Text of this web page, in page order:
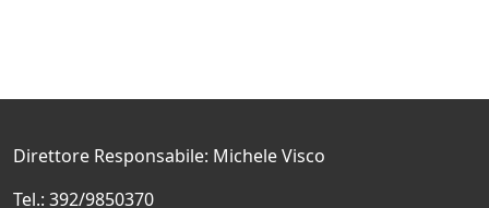
Direttore Responsabile: Michele Visco
Tel.: 392/9850370